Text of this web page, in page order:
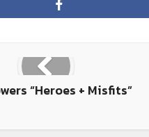
“Heroes + Misfits”